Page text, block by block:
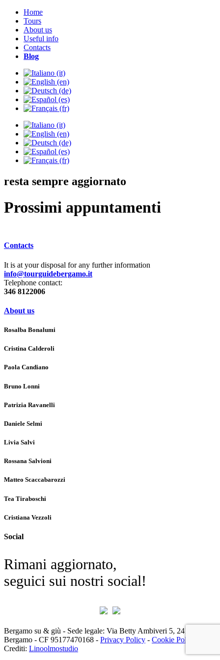
Home
Tours
About us
Useful info
Contacts
Blog
resta sempre aggiornato
Prossimi appuntamenti
Contacts
It is at your disposal for any further information
info@tourguidebergamo.it
Telephone contact:
346 8122006
About us
Rosalba Bonalumi
Cristina Calderoli
Paola Candiano
Bruno Lonni
Patrizia Ravanelli
Daniele Selmi
Livia Salvi
Rossana Salvioni
Matteo Scaccabarozzi
Tea Tiraboschi
Cristiana Vezzoli
Social
Rimani aggiornato,
seguici sui nostri social!
Bergamo su & giù - Sede legale: Via Betty Ambiveri 5, 24126 -
Bergamo - CF 95177470168 - Privacy Policy - Cookie Policy
Crediti: Linoolmostudio